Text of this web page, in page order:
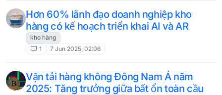
Hơn 60% lãnh đạo doanh nghiệp kho
hàng có kế hoạch triển khai AI và AR
kho hàng
1
7 Jun 2025, 02:06
Vận tải hàng không Đông Nam Á năm
2025: Tăng trưởng giữa bất ổn toàn cầu